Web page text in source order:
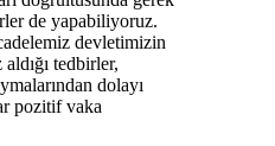
de yapabiliyoruz.
devletimizin
tedbirler,
dolayı
pozitif vaka